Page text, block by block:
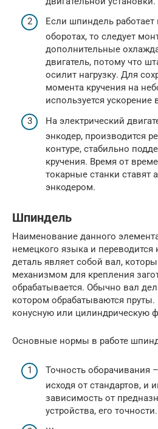
Если шпиндель
оборотах, то следует
дополнительные
двигатель, потому что
осилит нагрузку. Для
момента кручения на
используется ускорение
На электрический
энкодер, производится
контуре, стабильно
кручения. Время от
токарные станки ставят
энкодером.
Шпиндель
Наименование данного
немецкого языка и переводится
деталь являет собой вал,
механизмом для крепления
обрабатывается. Обычно вал
котором обрабатываются
конусную или цилиндрическую
Основные нормы в работе
Точность оборачивания
исходя от стандартов, и
зависимость от
устройства, его точности.